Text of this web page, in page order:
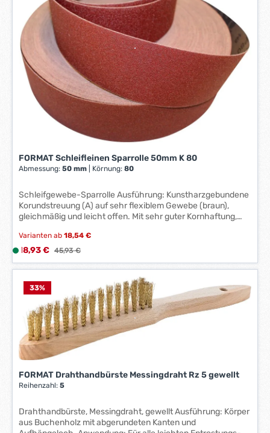
FORMAT Schleifleinen Sparrolle 50mm K 80
Abmessung:50 mm Körnung:80
Schleifgewebe-Sparrolle Ausführung: Kunstharzgebundene
Korundstreuung (A) auf sehr flexiblem Gewebe (braun),
gleichmäßig und leicht offen. Mit sehr guter Kornhaftung,
Anpassungsfähigkeit. Rollenlänge 50 Meter. Anwendung: Für
sauberes Handschleifen auch bei extrem hoher
Beanspruchung, mit fadengeradem Reißverhalten, ohne zu
fransen. Öl- und petroleumfest. Ideal für die Bearbeitung von
Armaturen, Behältern, Guss- und Schmiedeteilen,
Karosserieteilen etc. Technische Daten: Stahl: empfohlen
Abmessung: 50 mm Kunststoff GFK Holz: bedingt geeignet
Körnung: 400 INOX: empfohlen Guss: bedingt geeignet
Varianten ab 18,54 €
Verkaufspreis:
L
i
e
:
1
3
W
18,93 € Regulärer Preis:
45,93 €
33%
FORMAT Drahthandbürste Messingdraht Rz 5 gewellt
Reihenzahl:5
Drahthandbürste, Messingdraht, gewellt Ausführung: Körper
aus Buchenholz mit abgerundeten Kanten und